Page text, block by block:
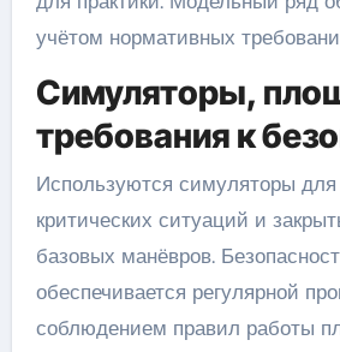
учётом нормативных
Симуляторы,
требования к
Используются симуляторы для
критических ситуаций и
базовых манёвров.
обеспечивается регулярной
соблюдением правил работы